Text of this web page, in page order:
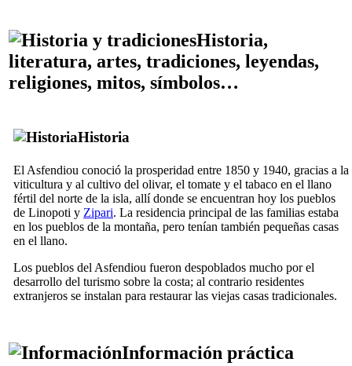
Historia,
literatura, artes, tradiciones, leyendas,
religiones, mitos, símbolos…
Historia
El Asfendiou conoció la prosperidad entre 1850 y 1940, gracias a la
viticultura y al cultivo del olivar, el tomate y el tabaco en el llano
fértil del norte de la isla, allí donde se encuentran hoy los pueblos
de Linopoti y Zipari. La residencia principal de las familias estaba
en los pueblos de la montaña, pero tenían también pequeñas casas
en el llano.
Los pueblos del Asfendiou fueron despoblados mucho por el
desarrollo del turismo sobre la costa; al contrario residentes
extranjeros se instalan para restaurar las viejas casas tradicionales.
Información práctica